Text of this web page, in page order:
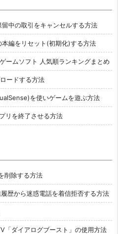
中の取引をキャンセルする方法
編をリセット(初期化)する方法
ームソフト 人気順ランキングまとめ
ードする方法
を使いゲームを遊ぶ方法
リを終了させる方法
削除する方法
歴から迷惑電話を着信拒否する方法
「ダイアログブースト」の使用方法